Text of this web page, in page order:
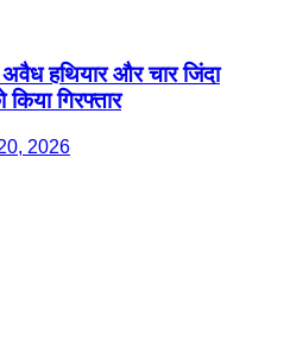
हथियार और चार जिंदा
गिरफ्तार
2026